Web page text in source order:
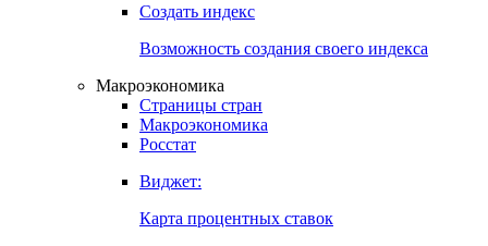
Создать индекс
Возможность создания своего индекса
Макроэкономика
Страницы стран
Макроэкономика
Росстат
Виджет:
Карта процентных ставок